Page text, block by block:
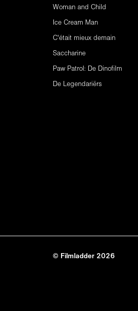
Woman and Child
Ice Cream Man
C'était mieux demain
Saccharine
Paw Patrol: De Dinofilm
De Legendariërs
© Filmladder 2026